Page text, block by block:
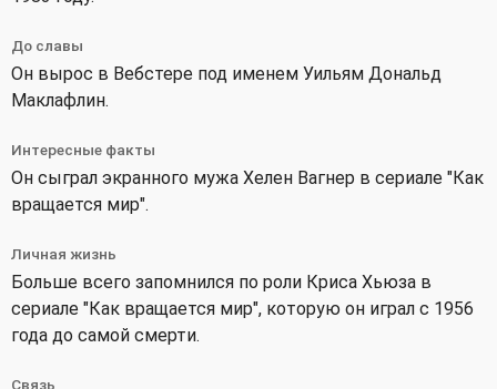
До славы
Он вырос в Вебстере под именем Уильям Дональд
Маклафлин.
Интересные факты
Он сыграл экранного мужа Хелен Вагнер в сериале "Как
вращается мир".
Личная жизнь
Больше всего запомнился по роли Криса Хьюза в
сериале "Как вращается мир", которую он играл с 1956
года до самой смерти.
Связь